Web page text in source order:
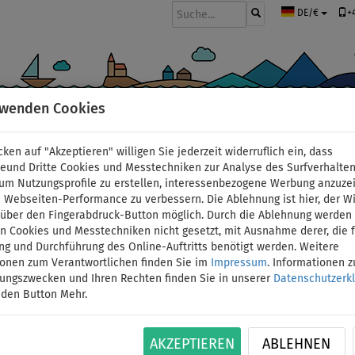
Cookies
auf "Akzeptieren" willigen Sie jederzeit widerruflich ein, dass
Dritte Cookies und Messtechniken zur Analyse des
Nutzungsprofile zu erstellen, interessenbezogene Werbung
Webseiten-Performance zu verbessern. Die Ablehnung ist hier, der
den Fingerabdruck-Button möglich. Durch die Ablehnung werden
Cookies und Messtechniken nicht gesetzt, mit Ausnahme derer, die
und Durchführung des Online-Auftritts benötigt werden. Weitere
zum Verantwortlichen finden Sie im
Impressum. Informationen
und Ihren Rechten finden Sie in unserer
Button Mehr.
AKZEPTIEREN ABLEHNEN
DE/€
Shorts Herren MMA
Größe: L
Loose Fit MMA-Shorts. Geeignet für
Shorts haben einen Gummizug am Bund und